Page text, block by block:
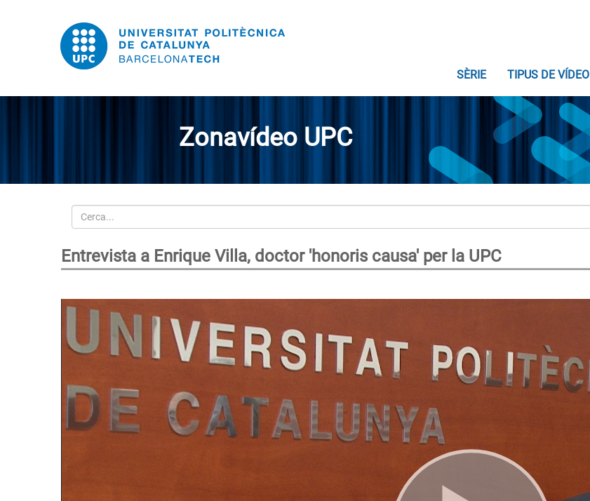
SÈRIE TIPUS DE VÍDEO
Zonavídeo UPC
Cerca
Entrevista a Enrique Villa, doctor 'honoris causa' per la UPC